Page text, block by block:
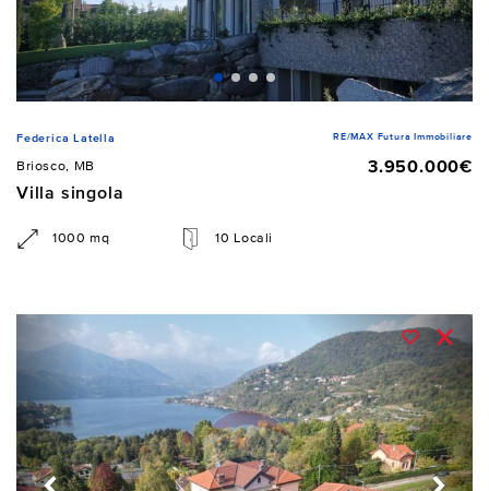
Federica Latella RE/MAX Futura Immobiliare
Briosco, MB
3.950.000€
Villa singola
1000 mq 10 Locali